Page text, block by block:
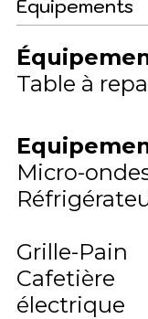
Équipements
Table à
Micro-
Grille-Pain
Cafetière
électrique